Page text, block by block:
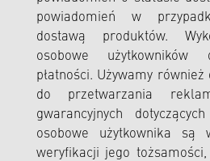
powiadomień w
dostawą produktów.
osobowe użytkowników
płatności. Używamy również
do przetwarzania
gwarancyjnych
osobowe użytkownika są
weryfikacji jego